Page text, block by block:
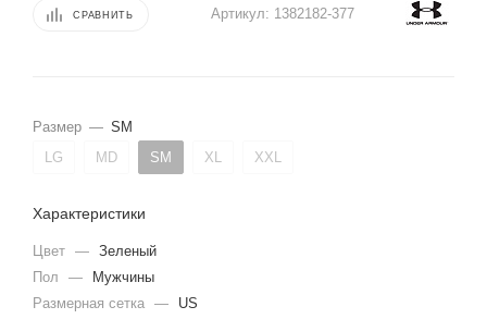
СРАВНИТЬ Артикул: 1382182-377
Размер — SM
LG
MD SM XL XXL
Характеристики
Цвет — Зеленый
Пол
—
Мужчины
Размерная сетка —
US